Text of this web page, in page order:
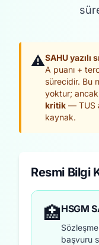
⚠️SAHU yazılı
A puanı +
sürecidir. Bu
yoktur; ancak
kritik — TUS
kaynak.
Resmi Bilgi
🏥HSGM
başvuru